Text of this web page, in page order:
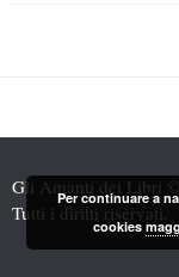
Recensioni
Interviste &
Gli Amanti dei Libri ©
Tutti i diritti riservati.
Per continuare a
cookies